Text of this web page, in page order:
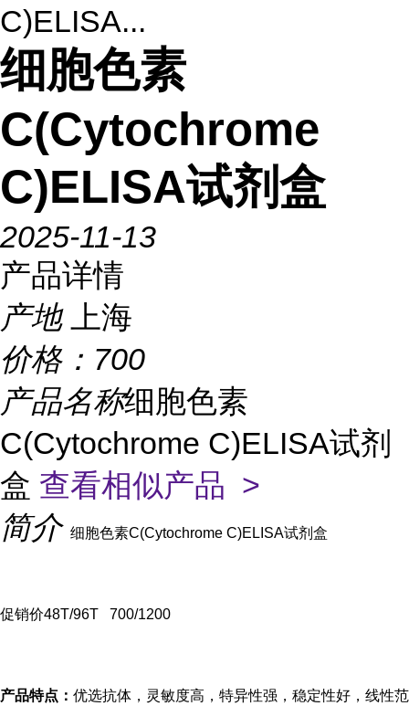
C)ELISA...
细胞色素
C(Cytochrome
C)ELISA试剂盒
2025-11-13
产品详情
产地
上海
价格： 700
产品名称细胞色素
C(Cytochrome C)ELISA试剂
盒 查看相似产品 >
简介 细胞色素C(Cytochrome C)ELISA试剂盒
促销价48T/96T 700/1200
产品特点： 优选抗体，灵敏度高，特异性强，稳定性好，线性范